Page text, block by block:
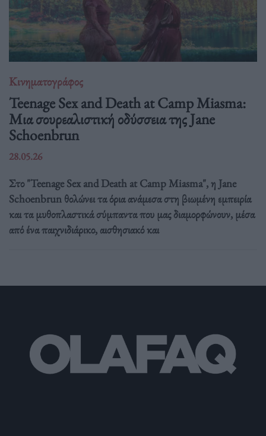
Κινηματογράφος
Teenage Sex and Death at Camp Miasma:
Μια σουρεαλιστική οδύσσεια της Jane
Schoenbrun
28.05.26
Στο "Teenage Sex and Death at Camp Miasma", η Jane
Schoenbrun θολώνει τα όρια ανάμεσα στη βιωμένη εμπειρία
και τα μυθοπλαστικά σύμπαντα που μας διαμορφώνουν, μέσα
από ένα παιχνιδιάρικο, αισθησιακό και